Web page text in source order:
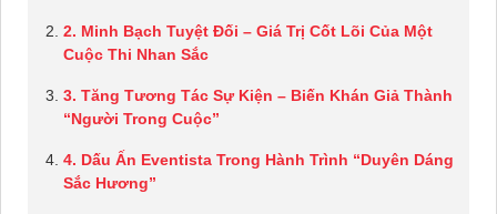
2. Minh Bạch Tuyệt Đối – Giá Trị Cốt Lõi Của Một
Cuộc Thi Nhan Sắc
3. Tăng Tương Tác Sự Kiện – Biến Khán Giả Thành
“Người Trong Cuộc”
4. Dấu Ấn Eventista Trong Hành Trình “Duyên Dáng
Sắc Hương”